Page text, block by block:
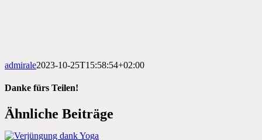
admirale2023-10-25T15:58:54+02:00
Danke fürs Teilen!
Facebook
X
LinkedIn
Pinterest
Xing
E-
Mail
Ähnliche Beiträge